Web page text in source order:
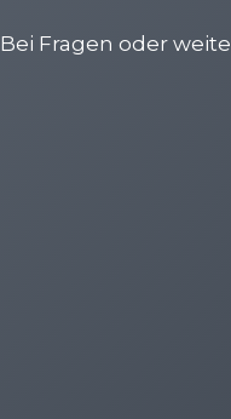
Bei Fragen oder